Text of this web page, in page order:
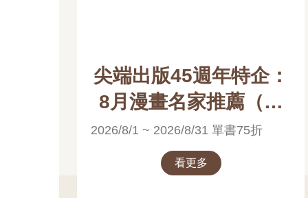
尖端出版45週年特企：
8月漫畫名家推薦（高
橋留美子）電子書展
2026/8/1 ~ 2026/8/31 單書75折
看更多